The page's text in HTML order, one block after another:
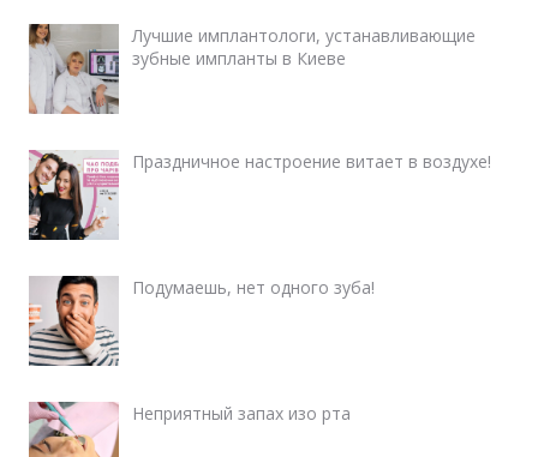
Лучшие имплантологи, устанавливающие
зубные импланты в Киеве
Праздничное настроение витает в воздухе!
Подумаешь, нет одного зуба!
Неприятный запах изо рта